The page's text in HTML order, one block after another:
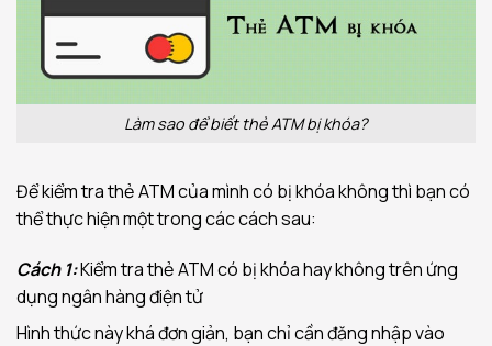
Làm sao để biết thẻ ATM bị khóa?
Để kiểm tra thẻ ATM của mình có bị khóa không thì bạn có
thể thực hiện một trong các cách sau:
Cách 1:Kiểm tra thẻ ATM có bị khóa hay không trên ứng
dụng ngân hàng điện tử
Hình thức này khá đơn giản, bạn chỉ cần đăng nhập vào